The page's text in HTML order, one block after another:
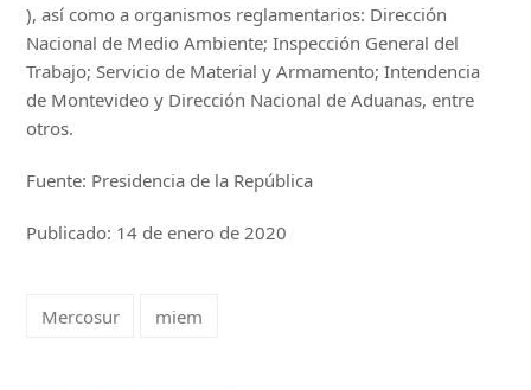
), así como a organismos reglamentarios: Dirección
Nacional de Medio Ambiente; Inspección General del
Trabajo; Servicio de Material y Armamento; Intendencia
de Montevideo y Dirección Nacional de Aduanas, entre
otros.
Fuente: Presidencia de la República
Publicado: 14 de enero de 2020
Mercosur miem